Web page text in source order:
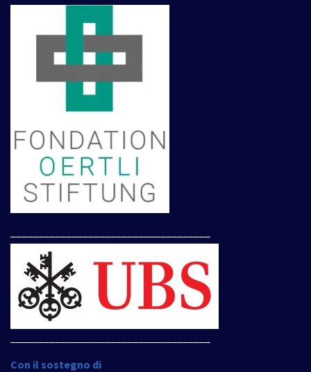
Con il sostegno di